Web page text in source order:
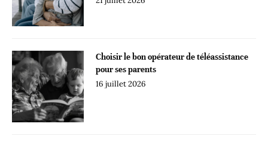
Choisir le bon opérateur de téléassistance
pour ses parents
16 juillet 2026